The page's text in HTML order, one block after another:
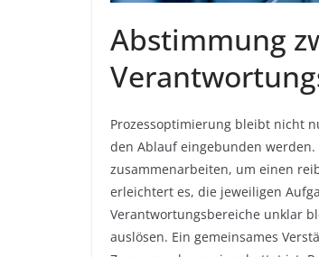
Abstimmung
Prozessoptimierung bleibt nicht
den Ablauf eingebunden
zusammenarbeiten, um einen
erleichtert es, die jeweiligen
Verantwortungsbereiche unklar
auslösen. Ein gemeinsames